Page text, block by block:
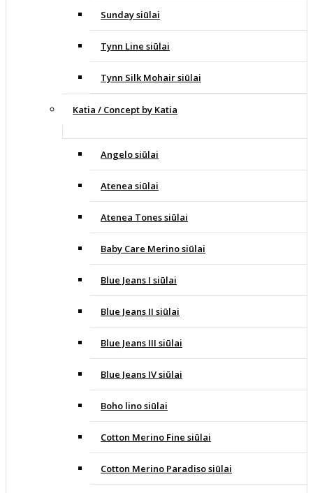
Sunday siūlai
Tynn Line siūlai
Tynn Silk Mohair siūlai
Katia / Concept by Katia
Angelo siūlai
Atenea siūlai
Atenea Tones siūlai
Baby Care Merino siūlai
Blue Jeans I siūlai
Blue Jeans II siūlai
Blue Jeans III siūlai
Blue Jeans IV siūlai
Boho lino siūlai
Cotton Merino Fine siūlai
Cotton Merino Paradiso siūlai